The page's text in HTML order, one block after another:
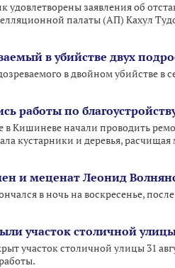
удовлетворены заявления об
палаты (АП) Кахул
в убийстве двух
в двойном убийстве
работы по
Кишиневе начали проводить
кустарники и деревья,
и меценат Леонид
в ночь на воскресенье,
участок столичной улицы
участок столичной улицы 31